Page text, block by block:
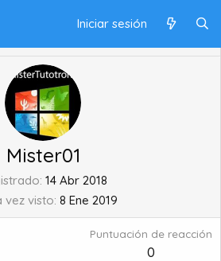
Iniciar sesión
Mister01
14 Abr 2018
vez visto 8 Ene 2019
Puntuación de reacción
0